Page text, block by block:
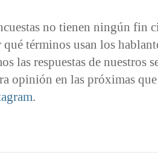
no tienen ningún fin
términos usan los
las respuestas de nuestros
opinión en las próximas que
.